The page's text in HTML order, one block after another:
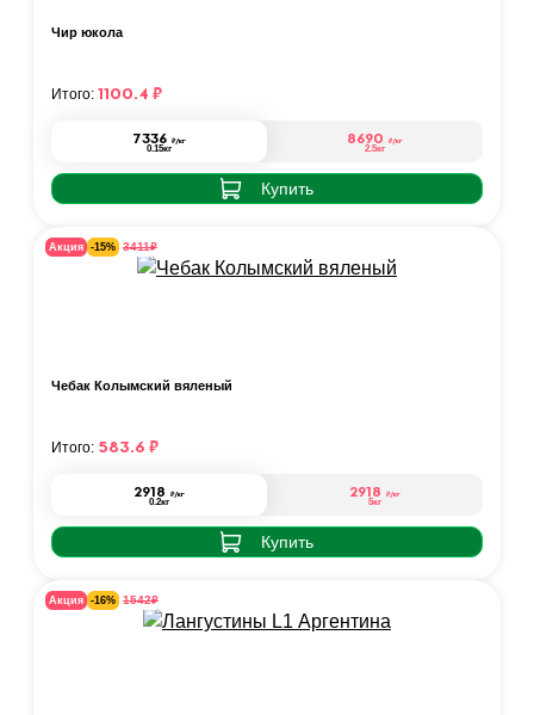
Чир юкола
7336 ₽/кг
0.15кг
8690 ₽/кг
2.5кг
Купить
Итого: 1100.4 ₽
Акция -15% 3411₽
Чебак Колымский вяленый
2918 ₽/кг
0.2кг
2918 ₽/кг
5кг
Купить
Итого: 583.6 ₽
Акция -16% 1542₽